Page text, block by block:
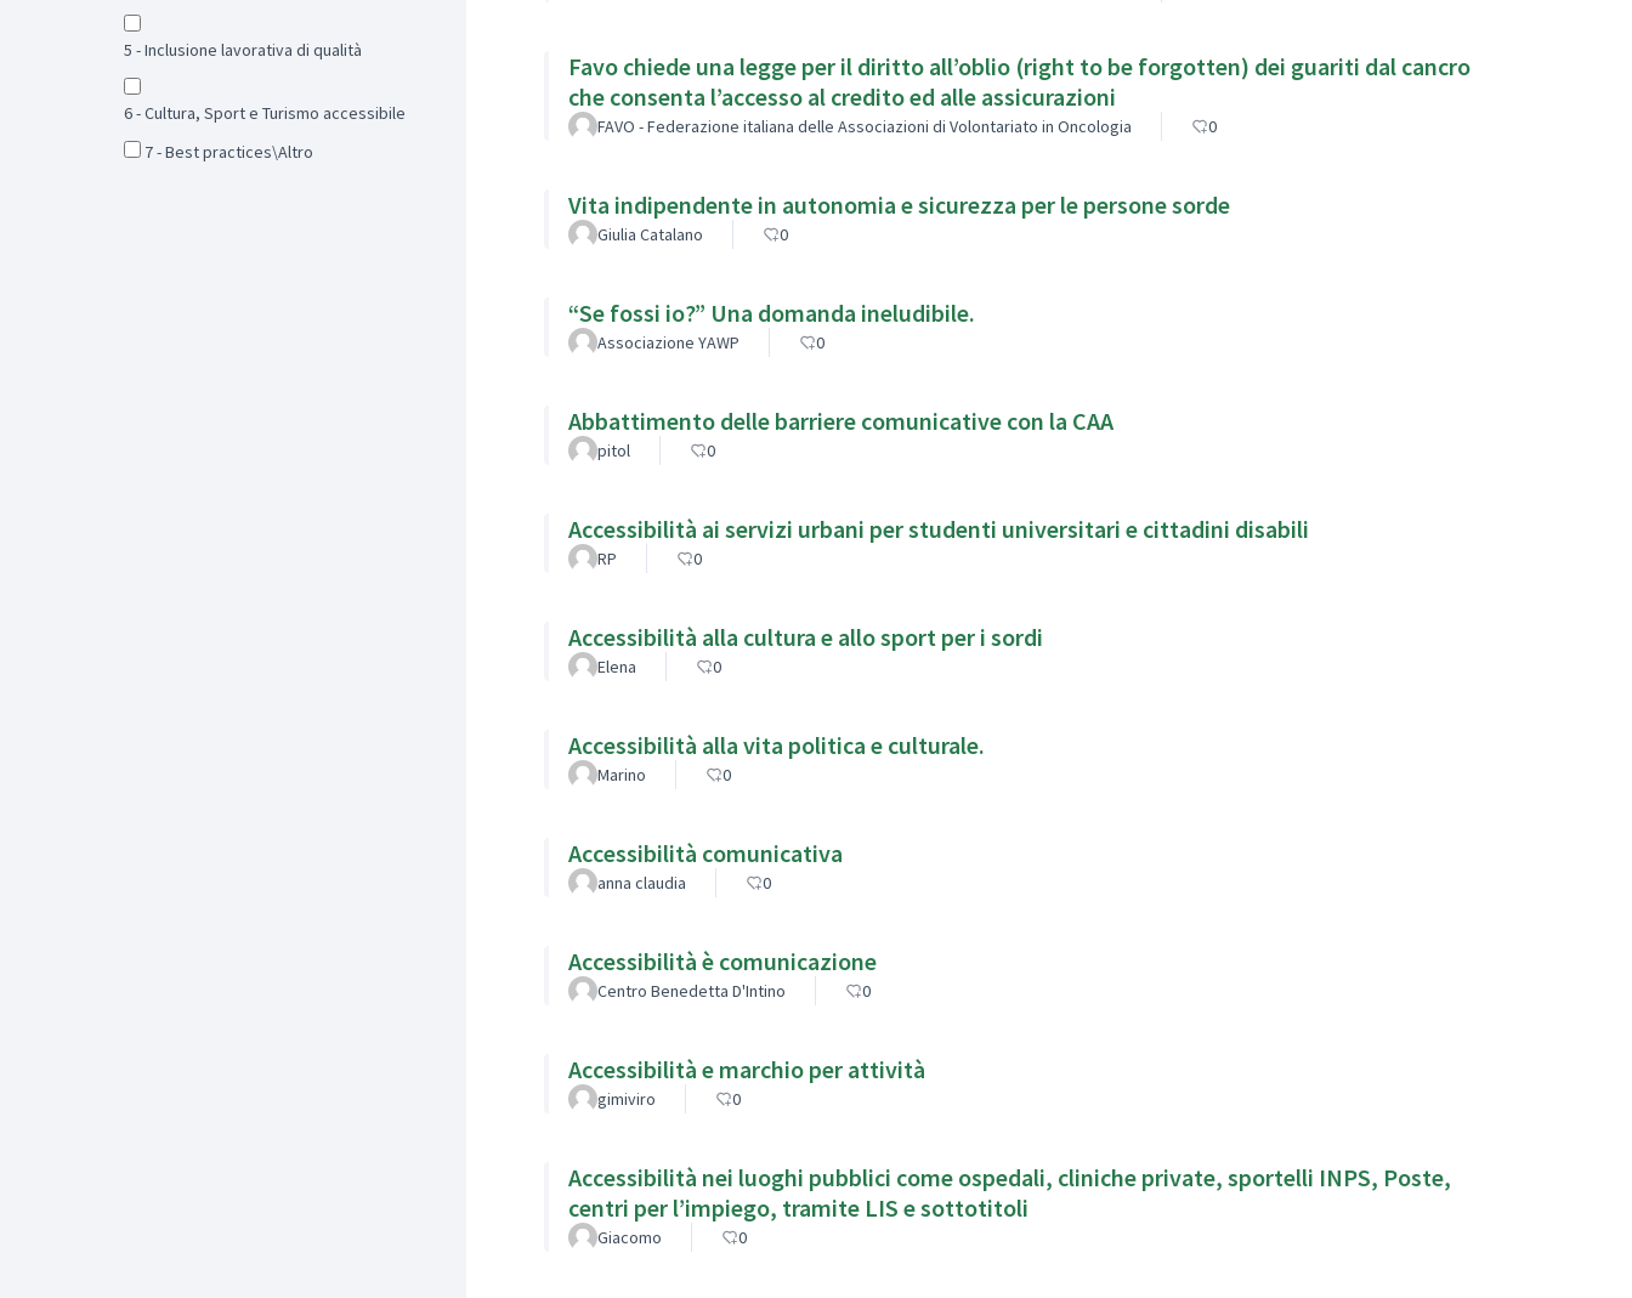
5 - Inclusione lavorativa di qualità
6 - Cultura, Sport e Turismo accessibile
7 - Best practices\Altro
Favo chiede una legge per il diritto all’oblio (right to be forgotten) dei guariti dal cancro
che consenta l’accesso al credito ed alle assicurazioni
FAVO - Federazione italiana delle Associazioni di Volontariato in Oncologia 0
Vita indipendente in autonomia e sicurezza per le persone sorde
Giulia Catalano 0
“Se fossi io?” Una domanda ineludibile.
Associazione YAWP 0
Abbattimento delle barriere comunicative con la CAA
pitol 0
Accessibilità ai servizi urbani per studenti universitari e cittadini disabili
RP 0
Accessibilità alla cultura e allo sport per i sordi
Elena 0
Accessibilità alla vita politica e culturale.
Marino 0
Accessibilità comunicativa
anna claudia 0
Accessibilità è comunicazione
Centro Benedetta D'Intino 0
Accessibilità e marchio per attività
gimiviro 0
Accessibilità nei luoghi pubblici come ospedali, cliniche private, sportelli INPS, Poste,
centri per l’impiego, tramite LIS e sottotitoli
Giacomo 0